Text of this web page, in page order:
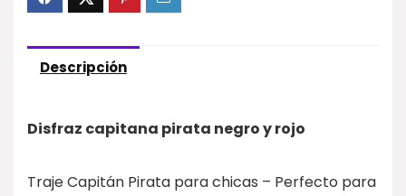
Descripción
Disfraz capitana pirata negro y rojo
Traje Capitán Pirata para chicas – Perfecto para